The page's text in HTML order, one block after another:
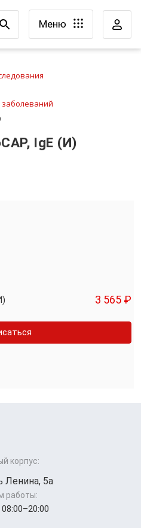
Меню
заболеваний
IgE (И)
3 565 ₽
корпус:
Ленина, 5а
работы: